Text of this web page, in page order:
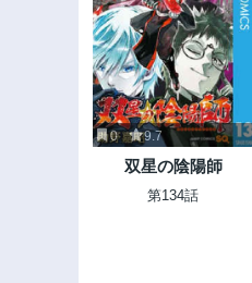
0 9.7
双星の陰陽師
第134話